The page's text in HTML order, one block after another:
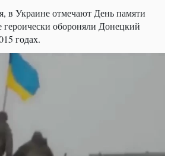
в Украине отмечают День памяти
героически обороняли Донецкий
годах.